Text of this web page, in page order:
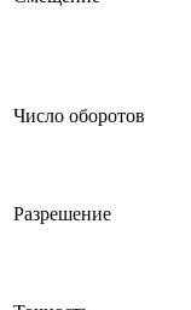
Число оборотов
Разрешение